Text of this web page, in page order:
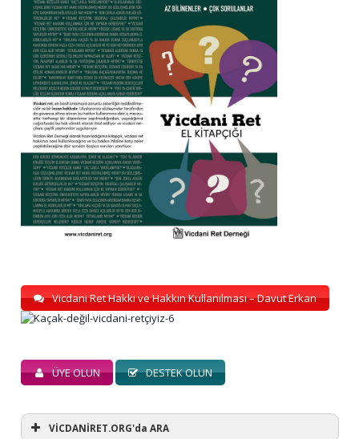
Vicdani Ret Hakkı ve Hakkın Kullanılması – Davut Erkan
ÜYE OLUN DESTEK OLUN
VİCDANİRET.ORG'da ARA